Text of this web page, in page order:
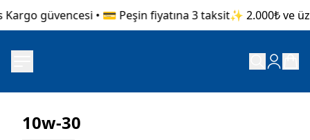
güvencesi • 💳 Peşin fiyatına 3 taksit✨ 2.000₺ ve
10w-30